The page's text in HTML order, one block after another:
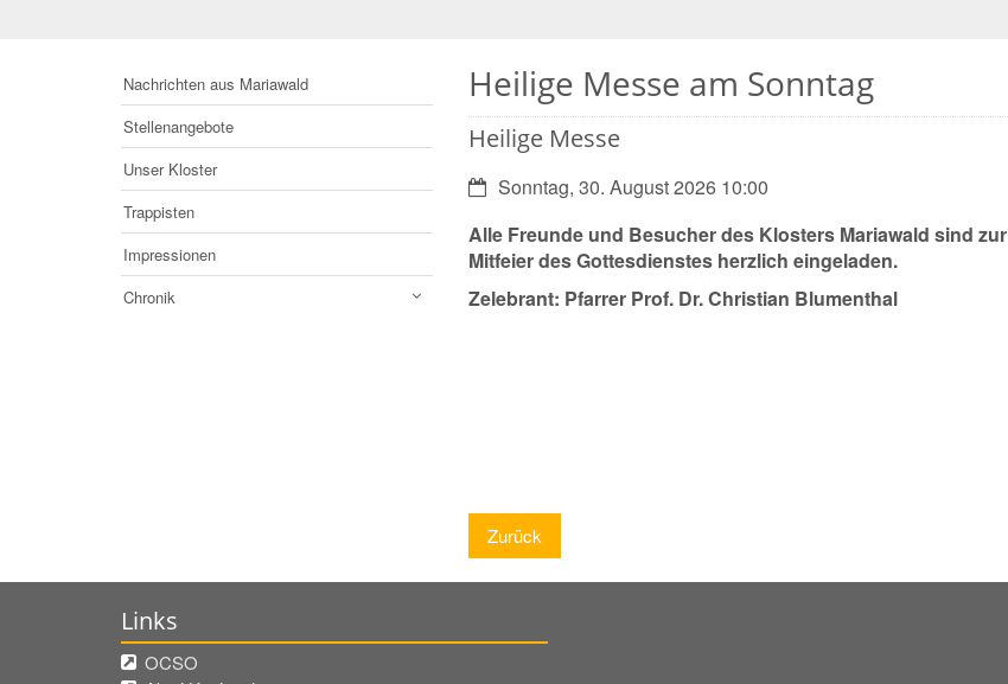
Heilige Messe am Sonntag
Heilige Messe
Datum:Sonntag, 30. August 2026 10:00
Alle Freunde und Besucher des Klosters Mariawald sind zur
Mitfeier des Gottesdienstes herzlich eingeladen.
Zelebrant: Pfarrer Prof. Dr. Christian Blumenthal
Zurück
Nachrichten aus Mariawald
Stellenangebote
Unser Kloster
Trappisten
Impressionen
Chronik
Links
OCSO